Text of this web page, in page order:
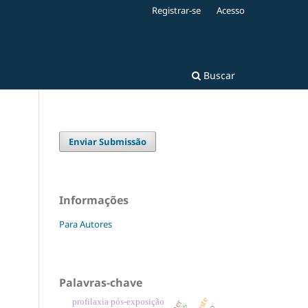
Buscar
Registrar-se Acesso
Enviar Submissão
Informações
Para Autores
Palavras-chave
profilaxia pós-exposição